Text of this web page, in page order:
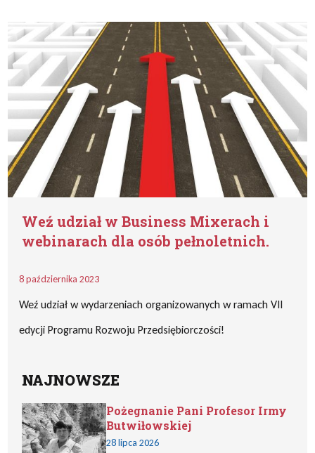
Weź udział w Business Mixerach i
webinarach dla osób pełnoletnich.
8 października 2023
Weź udział w wydarzeniach organizowanych w ramach VII
edycji Programu Rozwoju Przedsiębiorczości!
NAJNOWSZE
Pożegnanie Pani Profesor Irmy
Butwiłowskiej
28 lipca 2026